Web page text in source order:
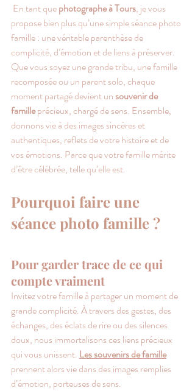
En tant que photographe à Tours, je vous
propose bien plus qu’une simple séance photo
famille : une véritable parenthèse de
complicité, d’émotion et de liens à préserver.
Que vous soyez une grande tribu, une famille
recomposée ou un parent solo, chaque
moment partagé devient un souvenir de
famille précieux, chargé de sens. Ensemble,
donnons vie à des images sincères et
authentiques, reflets de votre histoire et de
vos émotions. Parce que votre famille mérite
d’être célébrée, telle qu’elle est.
Pourquoi faire une
séance photo famille ?
Pour garder trace de ce qui
compte vraiment
Invitez votre famille à partager un moment de
grande complicité. À travers des gestes, des
échanges, des éclats de rire ou des silences
doux, nous immortalisons ces liens précieux
qui vous unissent. Les souvenirs de famille
prennent alors vie dans des images remplies
d’émotion, porteuses de sens.